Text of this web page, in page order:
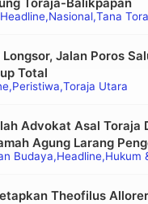
Headline Nasional Tana
Peristiwa Toraja Utara
Jalan Poros
Total
Budaya Headline Hukum
Advokat Asal Toraja
Agung Larang
pada Eksekusi
Theofilus